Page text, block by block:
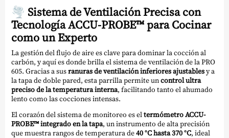
🌪 Sistema de Ventilación Precisa con
Tecnología ACCU-PROBE™ para Cocinar
como un Experto
La gestión del flujo de aire es clave para dominar la cocción al
carbón, y aquí es donde brilla el sistema de ventilación de la PRO
605. Gracias a susranuras de ventilación inferiores ajustablesy a
la tapa de doble pared, esta parrilla permite uncontrol ultra
preciso de la temperatura interna, facilitando tanto el ahumado
lento como las cocciones intensas.
El corazón del sistema de monitoreo es eltermómetro ACCU-
PROBE™ integrado en la tapa, un instrumento de alta precisión
que muestra rangos de temperatura de40 °C hasta 370 °C, ideal